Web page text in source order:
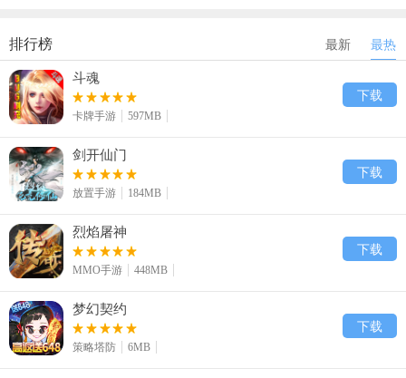
最新 最热
排行榜
斗魂
卡牌手游 597MB
下载
剑开仙门
放置手游 184MB
下载
烈焰屠神
MMO手游 448MB
下载
梦幻契约
策略塔防 6MB
下载